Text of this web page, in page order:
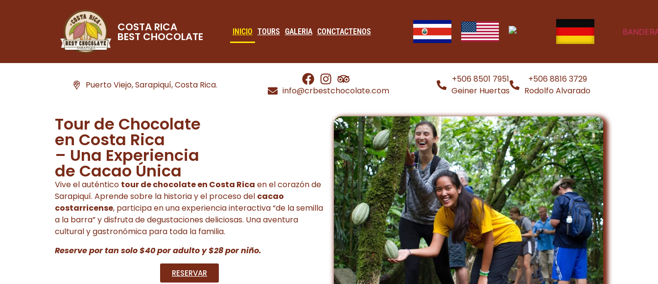
COSTA RICA
BEST CHOCOLATE INICIO TOURS GALERIA CONCTACTENOS
Puerto Viejo, Sarapiquí, Costa Rica.
info@crbestchocolate.com
+506 8501 7951
Geiner Huertas
+506 8816 3729
Rodolfo Alvarado
Tour de Chocolate
en Costa Rica
– Una Experiencia
de Cacao Única
Vive el auténtico tour de chocolate en Costa Rica en el corazón de
Sarapiquí. Aprende sobre la historia y el proceso del cacao
costarricense, participa en una experiencia interactiva “de la semilla
a la barra” y disfruta de degustaciones deliciosas. Una aventura
cultural y gastronómica para toda la familia.
Reserve por tan solo $40 por adulto y $28 por niño.
RESERVAR